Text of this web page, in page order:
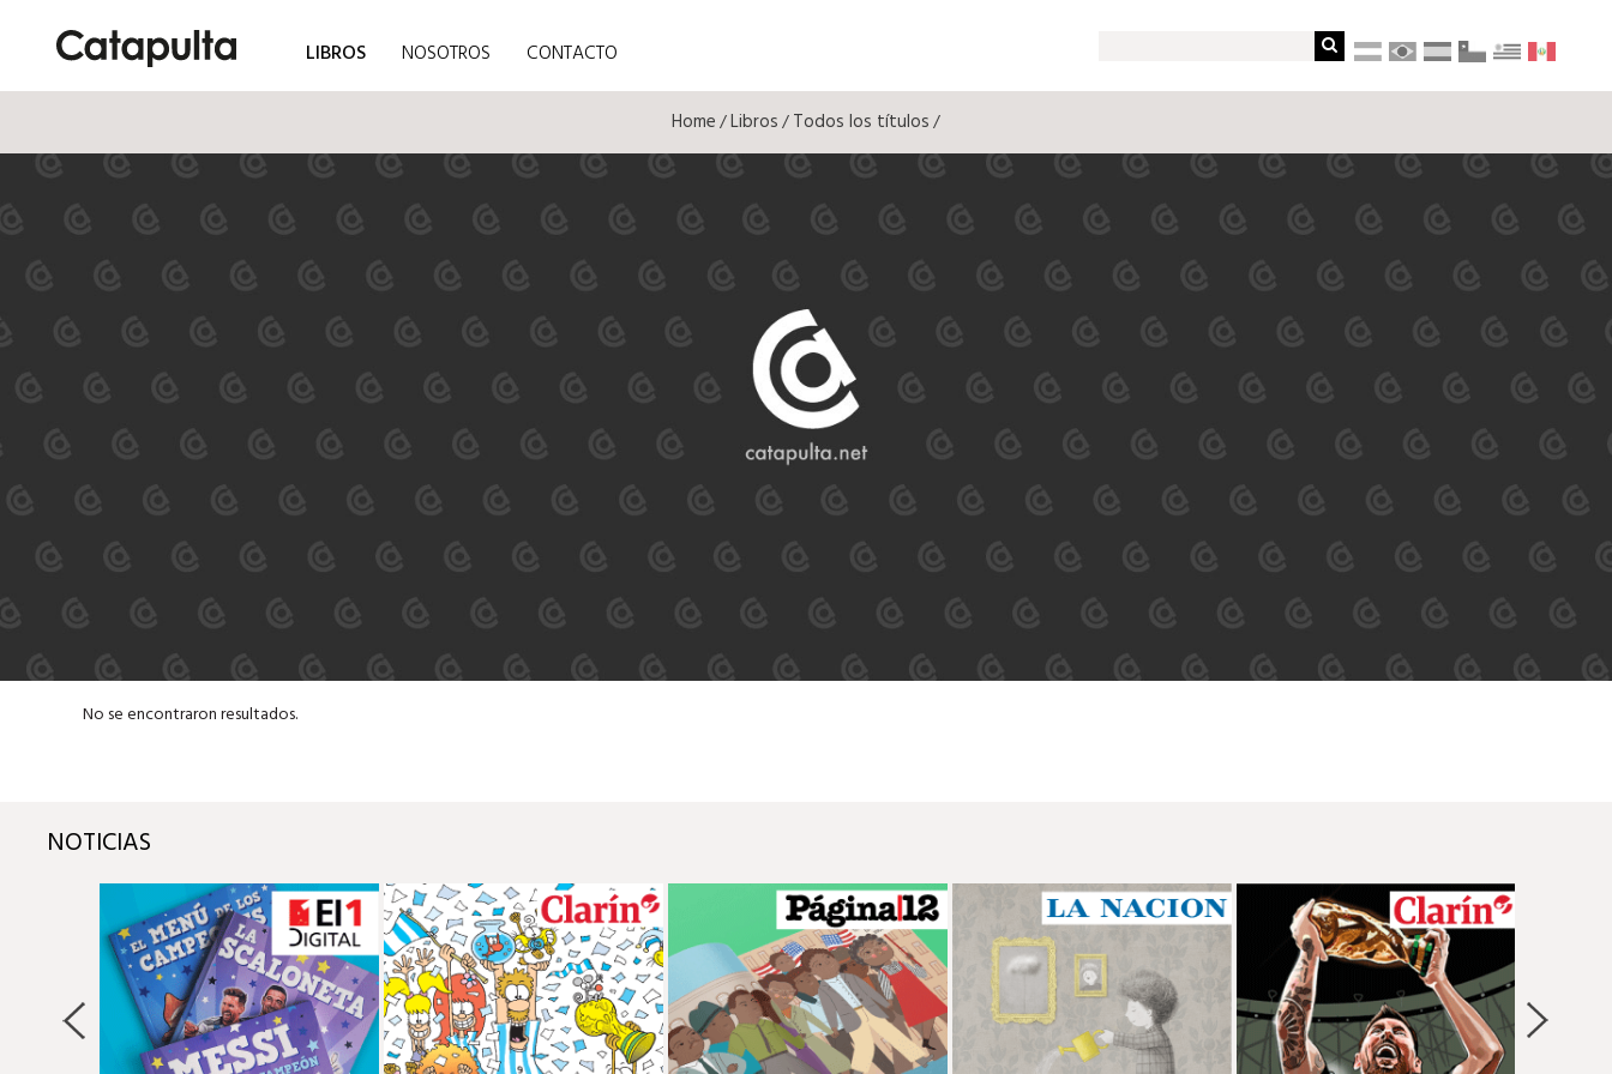
LIBROS NOSOTROS CONTACTO
Home/Libros/Todos los títulos/
No se encontraron resultados.
NOTICIAS